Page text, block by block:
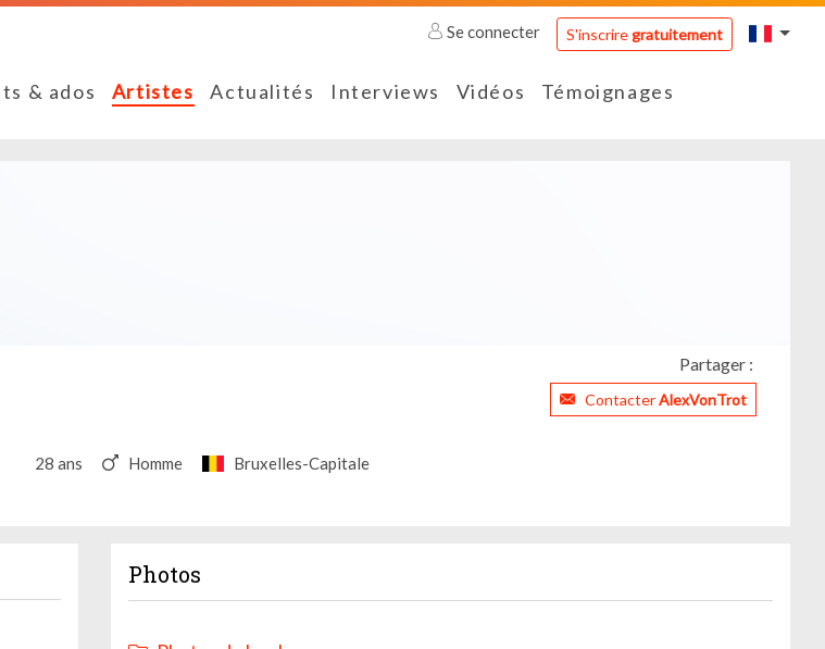
Se connecter S'inscriregratuitement
& ados Artistes Actualités Interviews Vidéos Témoignages
Partager :
ContacterAlexVonTrot
28 ans Homme Bruxelles-Capitale
Photos